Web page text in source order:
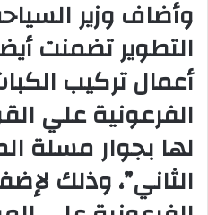
وأضاف وزير
التطوير تضمنت
أعمال تركيب
الفرعونية علي
لها بجوار مسلة
الثاني”، وذلك